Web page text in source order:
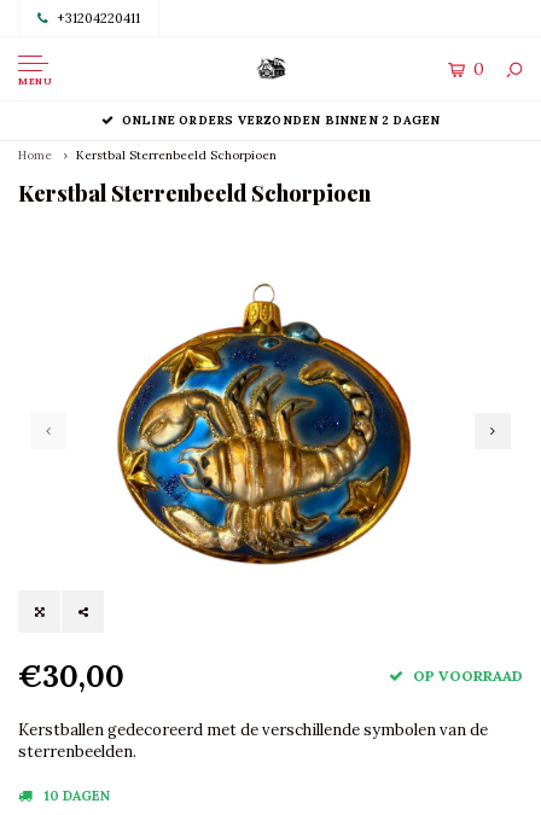
+31204220411
MENU
0
ONLINE ORDERS VERZONDEN BINNEN 2 DAGEN
Home Kerstbal Sterrenbeeld Schorpioen
Kerstbal Sterrenbeeld Schorpioen
€30,00 OP VOORRAAD
Kerstballen gedecoreerd met de verschillende symbolen van de
sterrenbeelden.
10 DAGEN